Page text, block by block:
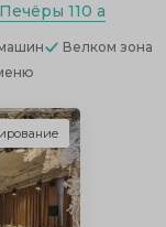
110 а
Велком зона